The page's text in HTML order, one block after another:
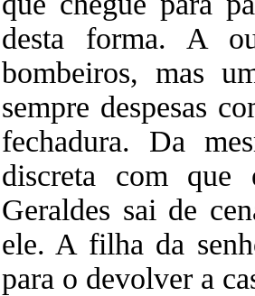
desta forma. A
bombeiros, mas
sempre despesas
fechadura. Da
discreta com que
Geraldes sai de
ele. A filha da
para o devolver a